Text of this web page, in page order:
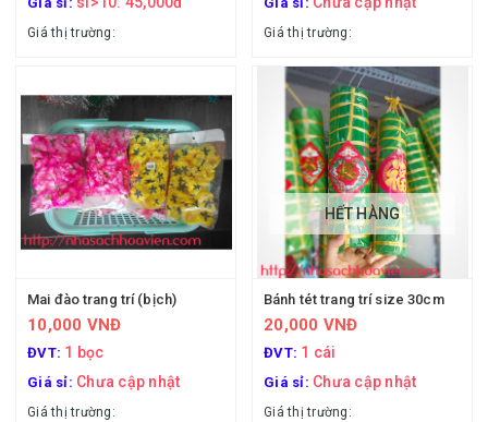
Giá thị trường: Giá thị trường:
Mai đào trang trí (bịch)
10,000 VNĐ
ĐVT: 1 bọc
Giá sỉ: Chưa cập nhật
Giá thị trường:
HẾT HÀNG
Bánh tét trang trí size 30cm
20,000 VNĐ
ĐVT: 1 cái
Giá sỉ: Chưa cập nhật
Giá thị trường: